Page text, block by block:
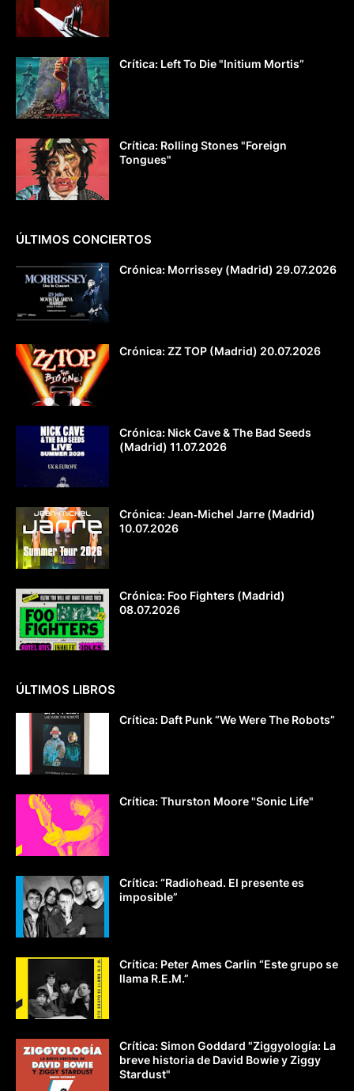
Crítica: Left To Die "Initium Mortis”
Crítica: Rolling Stones "Foreign
Tongues"
ÚLTIMOS CONCIERTOS
Crónica: Morrissey (Madrid) 29.07.2026
Crónica: ZZ TOP (Madrid) 20.07.2026
Crónica: Nick Cave & The Bad Seeds
(Madrid) 11.07.2026
Crónica: Jean‐Michel Jarre (Madrid)
10.07.2026
Crónica: Foo Fighters (Madrid)
08.07.2026
ÚLTIMOS LIBROS
Crítica: Daft Punk “We Were The Robots”
Crítica: Thurston Moore "Sonic Life"
Crítica: “Radiohead. El presente es
imposible”
Crítica: Peter Ames Carlin “Este grupo se
llama R.E.M.”
Crítica: Simon Goddard "Ziggyología: La
breve historia de David Bowie y Ziggy
Stardust"